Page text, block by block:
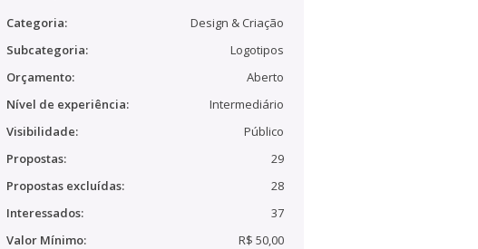
Categoria:
Design & Criação
Subcategoria:
Logotipos
Orçamento:
Aberto
Nível de experiência:
Intermediário
Visibilidade:
Público
Propostas:
29
Propostas excluídas:
28
Interessados:
37
Valor Mínimo:
R$ 50,00